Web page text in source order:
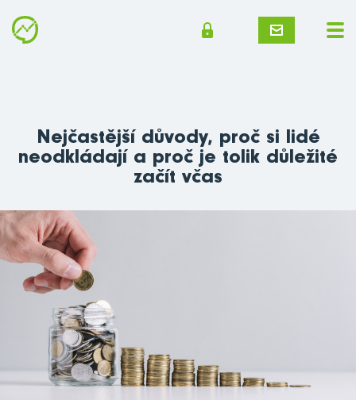
Nejčastější důvody, proč si lidé
neodkládají a proč je tolik důležité
začít včas